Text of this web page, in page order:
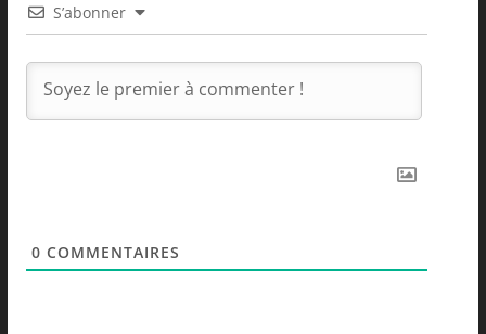
S’abonner
0 COMMENTAIRES